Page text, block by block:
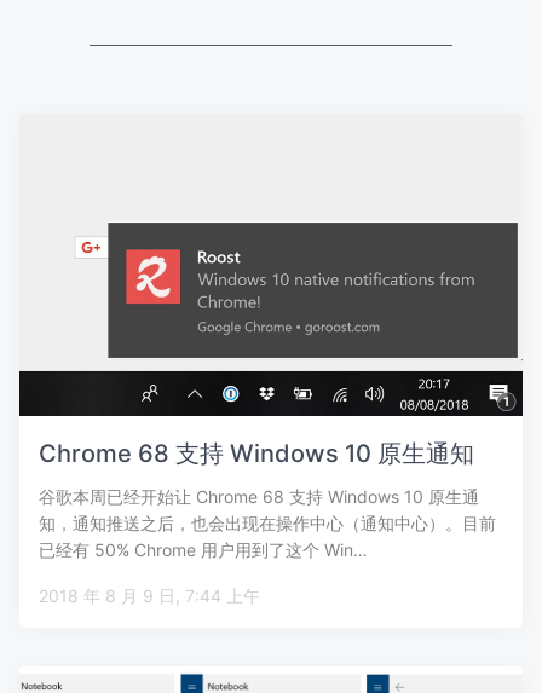
Chrome 68 支持 Windows 10 原生通知
谷歌本周已经开始让 Chrome 68 支持 Windows 10 原生通
知，通知推送之后，也会出现在操作中心（通知中心）。目前
已经有 50% Chrome 用户用到了这个 Win…
2018 年 8 月 9 日, 7:44 上午